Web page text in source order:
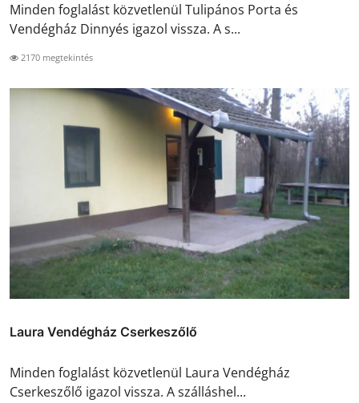
Minden foglalást közvetlenül Tulipános Porta és
Vendégház Dinnyés igazol vissza. A s...
2170 megtekintés
Laura Vendégház Cserkeszőlő
Minden foglalást közvetlenül Laura Vendégház
Cserkeszőlő igazol vissza. A szálláshel...